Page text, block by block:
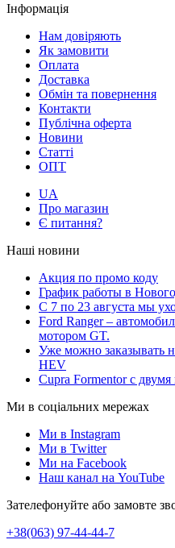
Інформація
Нам довіряють
Як замовити
Оплата
Доставка
Обмін та повернення
Контакти
Публічна оферта
Новини
Статті
ОПТ
UA
Про магазин
Є питання?
Наші новини
Акция по промо коду
График работы в
С 7 по 23 августа мы
Ford Ranger –
мотором GT.
Уже можно заказывать
HEV
Cupra Formentor с
Ми в соціальних мережах
Ми в Instagram
Ми в Twitter
Ми на Facebook
Наш канал на YouTube
Зателефонуйте або замовте
+38(063) 97-44-44-7